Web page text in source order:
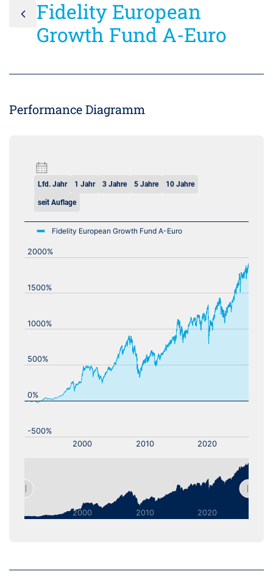
Fidelity European
Growth Fund A-Euro
Performance Diagramm
Lfd. Jahr 1 Jahr 3 Jahre 5 Jahre 10 Jahre
seit Auflage